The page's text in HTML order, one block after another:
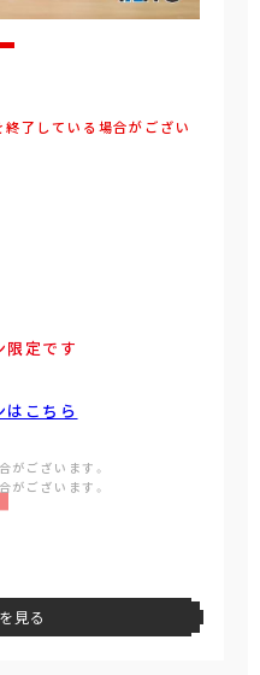
了している場合がござい
限定です
はこちら
がございます。
がございます。
見る